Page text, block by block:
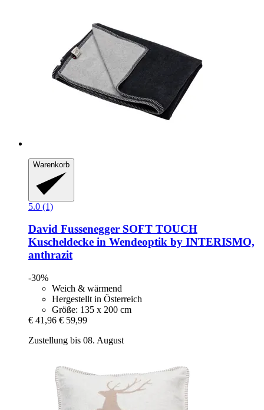
Warenkorb
5.0 (1)
David Fussenegger SOFT TOUCH
Kuscheldecke in Wendeoptik by INTERISMO,
anthrazit
-30%
Weich & wärmend
Hergestellt in Österreich
Größe: 135 x 200 cm
€ 41,96 € 59,99
Zustellung bis 08. August